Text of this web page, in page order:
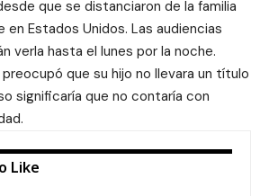
que se distanciaron de la familia
Estados Unidos. Las audiencias
verla hasta el lunes por la noche.
que su hijo no llevara un título
significaría que no contaría con
Like